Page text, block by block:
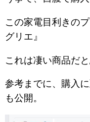
この家電目利きの
グリエ』
これは凄い商品だ
参考までに、購入
も公開。